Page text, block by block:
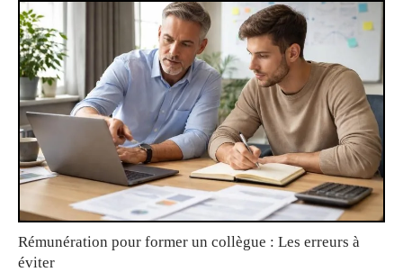
Rémunération pour former un collègue : Les erreurs à
éviter